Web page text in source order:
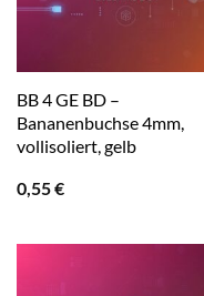
BB 4 GE BD –
Bananenbuchse 4mm,
vollisoliert, gelb
0,55€